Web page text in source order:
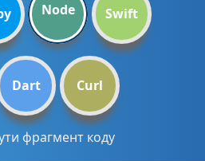
Node Swift
Dart Curl
фрагмент коду